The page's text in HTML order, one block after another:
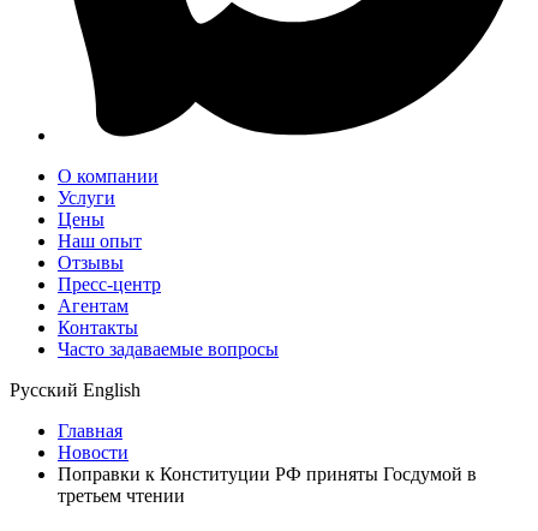
О компании
Услуги
Цены
Наш опыт
Отзывы
Пресс-центр
Агентам
Контакты
Часто задаваемые вопросы
Русский English
Главная
Новости
Поправки к Конституции РФ приняты Госдумой в
третьем чтении